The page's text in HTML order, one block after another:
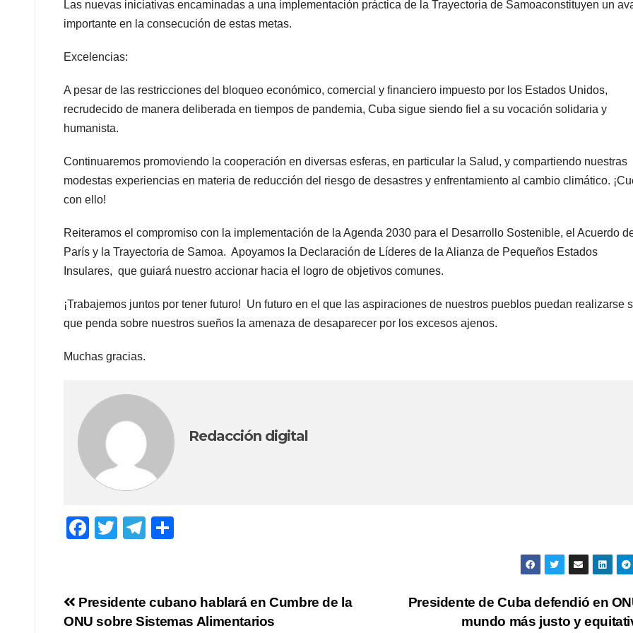
Las nuevas iniciativas encaminadas a una implementación práctica de la Trayectoria de Samoaconstituyen un
importante en la consecución de estas metas.
Excelencias:
A pesar de las restricciones del bloqueo económico, comercial y financiero impuesto por los Estados Unidos,
recrudecido de manera deliberada en tiempos de pandemia, Cuba sigue siendo fiel a su vocación solidaria y
humanista.
Continuaremos promoviendo la cooperación en diversas esferas, en particular la Salud, y compartiendo nuestras
modestas experiencias en materia de reducción del riesgo de desastres y enfrentamiento al cambio climático.
con ello!
Reiteramos el compromiso con la implementación de la Agenda 2030 para el Desarrollo Sostenible, el Acuerdo
París y la Trayectoria de Samoa. Apoyamos la Declaración de Líderes de la Alianza de Pequeños Estados
Insulares, que guiará nuestro accionar hacia el logro de objetivos comunes.
¡Trabajemos juntos por tener futuro! Un futuro en el que las aspiraciones de nuestros pueblos puedan realizarse
que penda sobre nuestros sueños la amenaza de desaparecer por los excesos ajenos.
Muchas gracias.
Redacción digital
F
e
b
T
er
T
gr
a
p
ar
Navegación
Presidente de Cuba defendió en
mundo más justo y
Presidente cubano hablará en Cumbre de la
ONU sobre Sistemas Alimentarios